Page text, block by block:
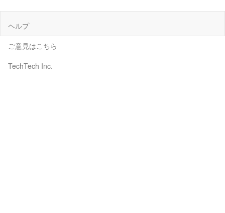
ヘルプ
ご意見はこちら
TechTech Inc.